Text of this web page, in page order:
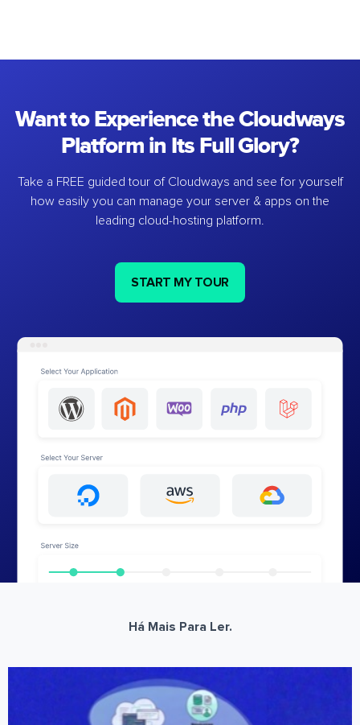
Want to Experience the Cloudways
Platform in Its Full Glory?
Take a FREE guided tour of Cloudways and see for yourself
how easily you can manage your server & apps on the
leading cloud-hosting platform.
START MY TOUR
Há Mais Para Ler.